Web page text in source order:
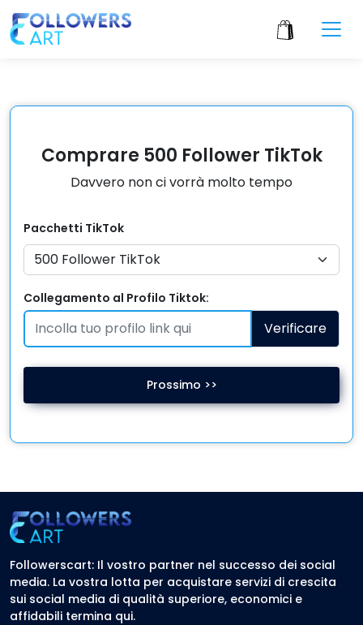
Comprare 500 Follower TikTok
Davvero non ci vorrà molto tempo
Pacchetti TikTok
Collegamento al Profilo Tiktok:
Verificare
Prossimo >>
Followerscart: Il vostro partner nel successo dei social
media. La vostra lotta per acquistare servizi di crescita
sui social media di qualità superiore, economici e
affidabili termina qui.